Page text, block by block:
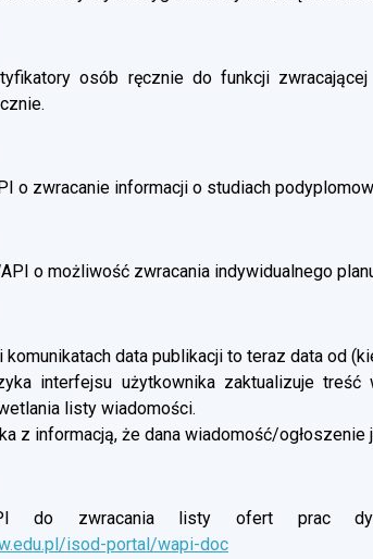
osób ręcznie do funkcji
o zwracanie informacji o studiach
o możliwość zwracania indywidualnego
komunikatach data publikacji to teraz data od
interfejsu użytkownika zaktualizuje
listy wiadomości.
z informacją, że dana wiadomość/
do zwracania listy ofert prac
isod-portal/wapi-doc